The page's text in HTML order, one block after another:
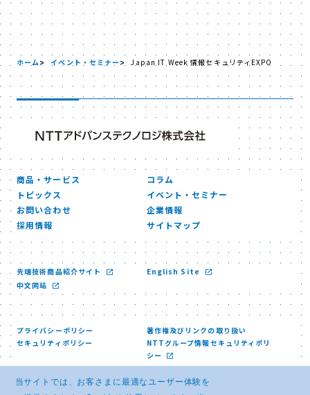
ホーム イベント・セミナー Japan IT Week 情報セキュリティEXPO
商品・サービス
コラム
トピックス
イベント・セミナー
お問い合わせ
企業情報
採用情報
サイトマップ
先端技術商品紹介サイト
English Site
中文网站
プライバシーポリシー
著作権及びリンクの取り扱い
セキュリティポリシー
NTTグループ情報セキュリティポリ
シー
当サイトでは、お客さまに最適なユーザー体験を